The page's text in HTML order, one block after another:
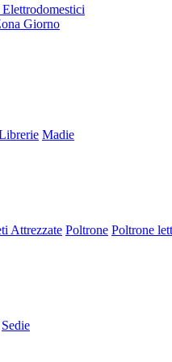
Giorno
Madie
Attrezzate Poltrone Poltrone
Sedie